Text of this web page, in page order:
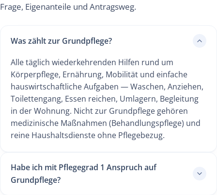
Frage, Eigenanteile und Antragsweg.
Was zählt zur Grundpflege?
Alle täglich wiederkehrenden Hilfen rund um
Körperpflege, Ernährung, Mobilität und einfache
hauswirtschaftliche Aufgaben — Waschen, Anziehen,
Toilettengang, Essen reichen, Umlagern, Begleitung
in der Wohnung. Nicht zur Grundpflege gehören
medizinische Maßnahmen (Behandlungspflege) und
reine Haushaltsdienste ohne Pflegebezug.
Habe ich mit Pflegegrad 1 Anspruch auf
Grundpflege?